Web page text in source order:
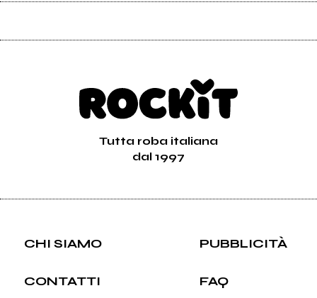
Tutta roba italiana
dal 1997
CHI SIAMO PUBBLICITÀ
CONTATTI FAQ